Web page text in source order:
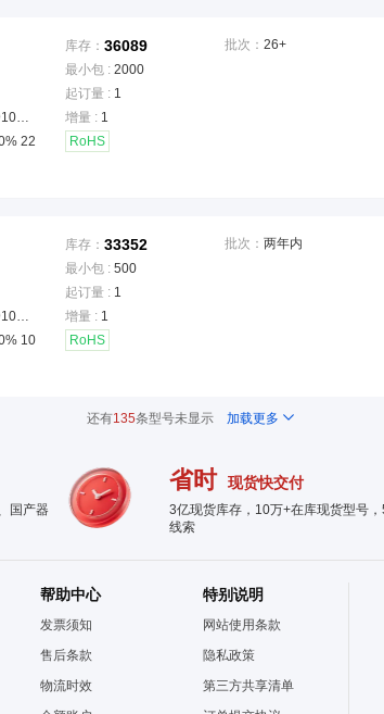
2.3Ω@100kHz
22
库存：36089
最小包 :2000
起订量 : 1
增量 : 1
RoHS
批次： 26+
1.8Ω@100kHz
10
库存：33352
最小包 :500
起订量 : 1
增量 : 1
RoHS
批次： 两年内
还有135条型号未显示 加载更多
国产器
省时 现货快交付
3亿现货库存，10万+在库现货型号
线索
帮助中心
发票须知
售后条款
物流时效
特别说明
网站使用条款
隐私政策
第三方共享清单